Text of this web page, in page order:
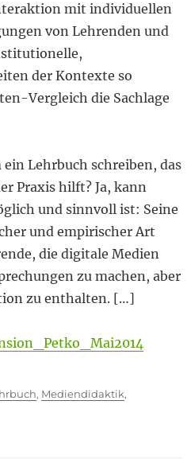
mit individuellen
von Lehrenden und
der Kontexte so
Vergleich die Sachlage
Lehrbuch schreiben, das
Praxis hilft? Ja, kann
und sinnvoll ist: Seine
und empirischer Art
die digitale Medien
zu machen, aber
zu enthalten. […]
, Mediendidaktik,